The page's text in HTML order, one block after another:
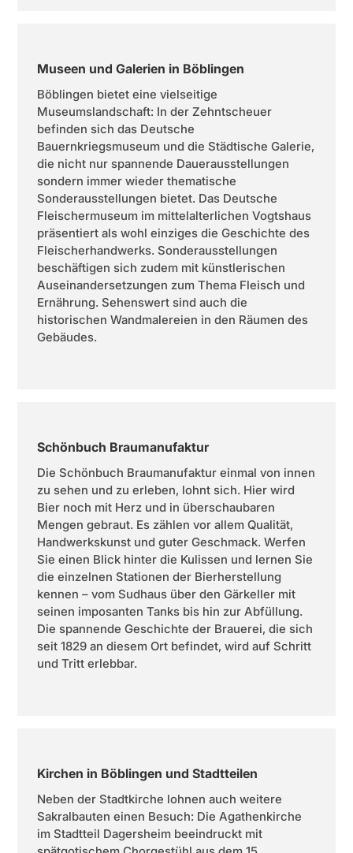
Museen und Galerien in Böblingen
Böblingen bietet eine vielseitige
Museumslandschaft: In der Zehntscheuer
befinden sich das Deutsche
Bauernkriegsmuseum und die Städtische Galerie,
die nicht nur spannende Dauerausstellungen
sondern immer wieder thematische
Sonderausstellungen bietet. Das Deutsche
Fleischermuseum im mittelalterlichen Vogtshaus
präsentiert als wohl einziges die Geschichte des
Fleischerhandwerks. Sonderausstellungen
beschäftigen sich zudem mit künstlerischen
Auseinandersetzungen zum Thema Fleisch und
Ernährung. Sehenswert sind auch die
historischen Wandmalereien in den Räumen des
Gebäudes.
Schönbuch Braumanufaktur
Die Schönbuch Braumanufaktur einmal von innen
zu sehen und zu erleben, lohnt sich. Hier wird
Bier noch mit Herz und in überschaubaren
Mengen gebraut. Es zählen vor allem Qualität,
Handwerkskunst und guter Geschmack. Werfen
Sie einen Blick hinter die Kulissen und lernen Sie
die einzelnen Stationen der Bierherstellung
kennen – vom Sudhaus über den Gärkeller mit
seinen imposanten Tanks bis hin zur Abfüllung.
Die spannende Geschichte der Brauerei, die sich
seit 1829 an diesem Ort befindet, wird auf Schritt
und Tritt erlebbar.
Kirchen in Böblingen und Stadtteilen
Neben der Stadtkirche lohnen auch weitere
Sakralbauten einen Besuch: Die Agathenkirche
im Stadtteil Dagersheim beeindruckt mit